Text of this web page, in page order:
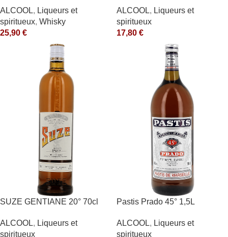
ALCOOL, Liqueurs et
spiritueux, Whisky
25,90 €
ALCOOL, Liqueurs et
spiritueux
17,80 €
SUZE GENTIANE 20° 70cl
ALCOOL, Liqueurs et
spiritueux
Pastis Prado 45° 1,5L
ALCOOL, Liqueurs et
spiritueux